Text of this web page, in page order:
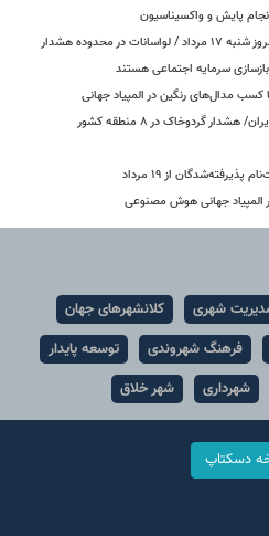
پایش و واکسیناسیون
محدوده هشدار
سرمایه اجتماعی هستند
کسب مدال‌های رنگین در المپیاد جهانی
گردوخاک در ۸ منطقه کشور
از ۱۹ مرداد
المپیاد جهانی هوش مصنوعی
شهری
کلانشهرهای جهان
فرهنگ شهروندی
توسعه پایدار
شهرداری شهر خلاق
دسکتاپ